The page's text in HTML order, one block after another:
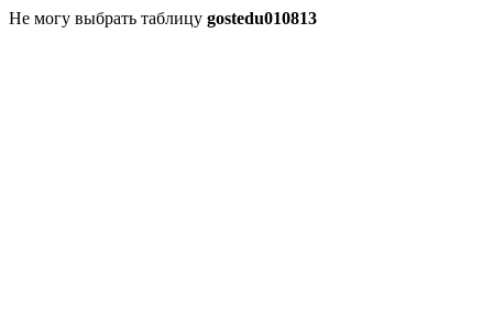
Не могу выбрать таблицу gostedu010813